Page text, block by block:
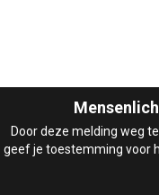
Door deze melding weg
geef je toestemming voor